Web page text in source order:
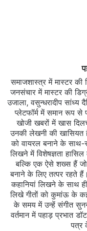
समाजशास्त्र में मास्टर
जनसंचार में मास्टर की
उजाला, वसुन्धरादीप सांध्य
प्लेटफॉर्म में समान रूप
खोजी खबरों में खास
उनकी लेखनी की खासियत
को वायरल बनाने के साथ-
लिखने में विशेषज्ञता
बल्कि एक ऐसे शख्स हैं
बनाने के लिए तत्पर रहते
कहानियां लिखने के साथ
लिखे गीतों को कुमांऊ के
के समय में उन्हें संगीत
वर्तमान में पहाड़ प्रभात
पत्र